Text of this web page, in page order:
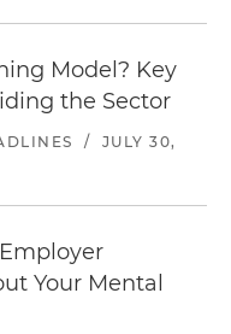
Model? Key
the Sector
/
JULY 30,
Your Mental